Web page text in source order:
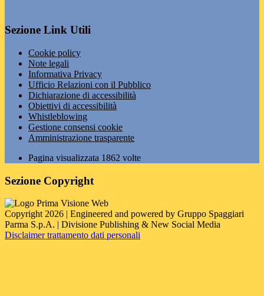
Sezione Link Utili
Cookie policy
Note legali
Informativa Privacy
Ufficio Relazioni con il Pubblico
Dichiarazione di accessibilità
Obiettivi di accessibilità
Whistleblowing
Gestione consensi cookie
Amministrazione trasparente
Pagina visualizzata 1862 volte
Sezione Copyright
Copyright 2026 | Engineered and powered by Gruppo Spaggiari
Parma S.p.A. | Divisione Publishing & New Social Media
Disclaimer trattamento dati personali